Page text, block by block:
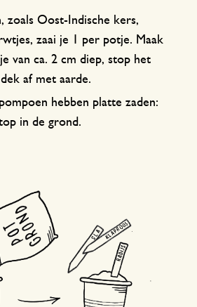
zoals Oost-Indische kers,
zaai je 1 per potje. Maak
van ca. 2 cm diep, stop het
af met aarde.
hebben platte zaden:
in de grond.